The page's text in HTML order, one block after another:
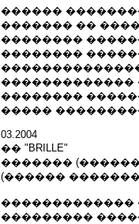
������
������� ��
��������
��������
�������������
��������
�����
03.2004
�� "BRILLE"
�������
(������
�������������
���������